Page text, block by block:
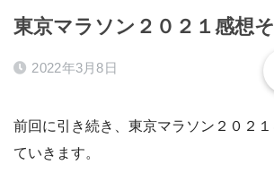
東京マラソン２０２１感想
2022年3月8日
前回に引き続き、東京マラソン２０２
ていきます。